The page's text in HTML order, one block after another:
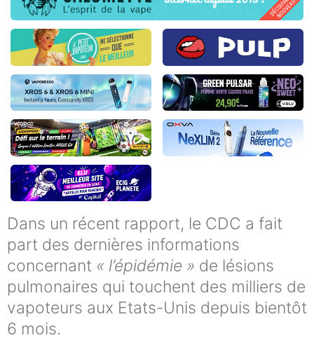
Dans un récent rapport, le CDC a fait
part des dernières informations
concernant « l’épidémie » de lésions
pulmonaires qui touchent des milliers de
vapoteurs aux Etats-Unis depuis bientôt
6 mois.